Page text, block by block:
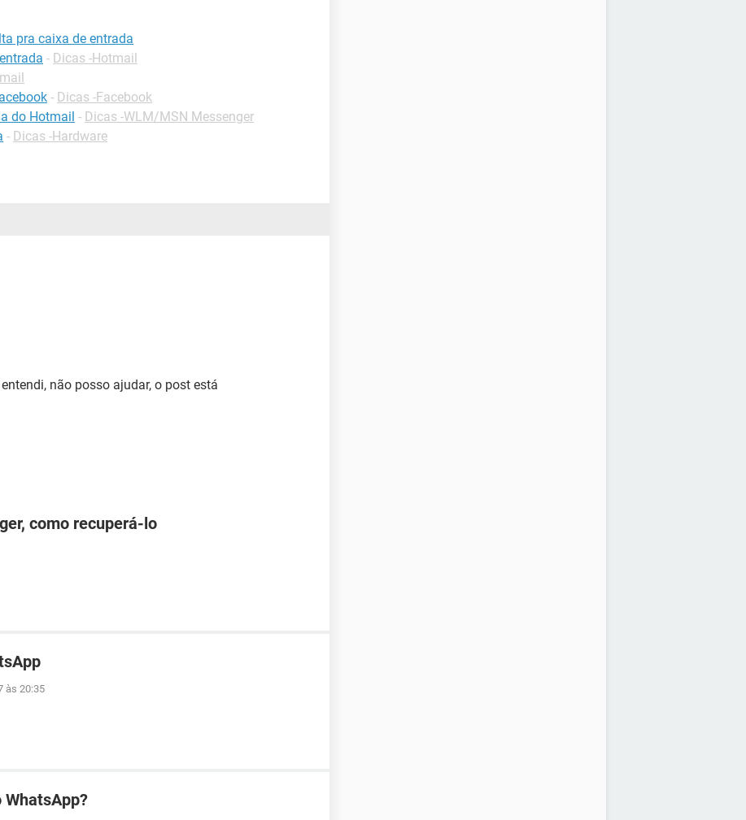
pra caixa de entrada
- Dicas -Hotmail
- Dicas -Facebook
do Hotmail - Dicas -WLM/MSN Messenger
- Dicas -Hardware
não posso ajudar, o post está
como recuperá-lo
às 20:35